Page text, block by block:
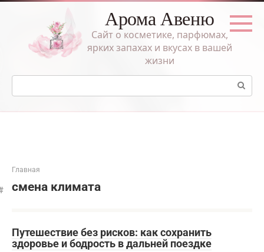
Перейти
Арома Авеню
Сайт о косметике, парфюмах,
ярких запахах и вкусах в вашей
жизни
Поиск:
Главная
смена климата
Путешествие без рисков: как сохранить
здоровье и бодрость в дальней поездке